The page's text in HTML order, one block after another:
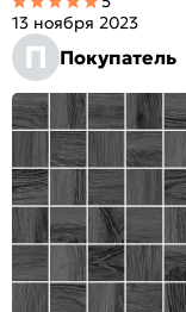
П Покупатель
13 ноября 2023